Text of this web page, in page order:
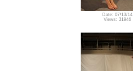
Date: 07/13/14
Views: 31946